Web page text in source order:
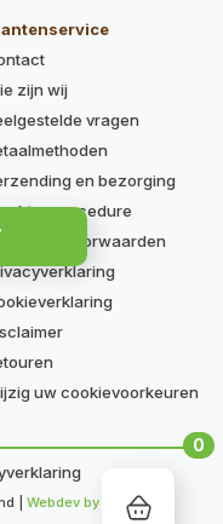
0
zijn wij
vragen
en bezorging
voorwaarden
uw cookievoorkeuren
| Webdev by Kaige.nl